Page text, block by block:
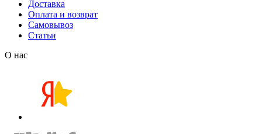
Доставка
Оплата и возврат
Самовывоз
Статьи
О нас